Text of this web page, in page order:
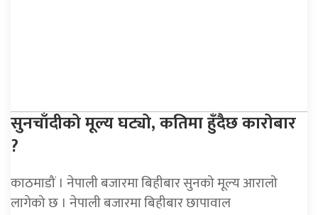
सुनचाँदीको मूल्य घट्यो, कतिमा हुँदैछ कारोबार
?
काठमाडौं । नेपाली बजारमा बिहीबार सुनको मूल्य आरालो
लागेको छ । नेपाली बजारमा बिहीबार छापावाल